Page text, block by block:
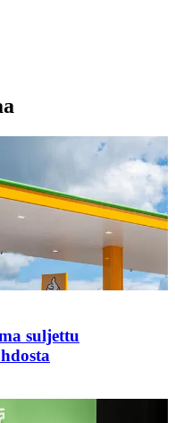
suljettu